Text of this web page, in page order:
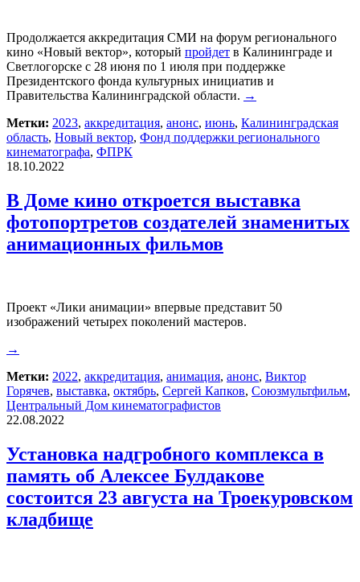
Продолжается аккредитация СМИ на форум регионального
кино «Новый вектор», который пройдет в Калининграде и
Светлогорске с 28 июня по 1 июля при поддержке
Президентского фонда культурных инициатив и
Правительства Калининградской области. →
Метки: 2023, аккредитация, анонс, июнь, Калининградская
область, Новый вектор, Фонд поддержки регионального
кинематографа, ФПРК
18.10.2022
В Доме кино откроется выставка
фотопортретов создателей знаменитых
анимационных фильмов
Проект «Лики анимации» впервые представит 50
изображений четырех поколений мастеров.
→
Метки: 2022, аккредитация, анимация, анонс, Виктор
Горячев, выставка, октябрь, Сергей Капков, Союзмультфильм,
Центральный Дом кинематографистов
22.08.2022
Установка надгробного комплекса в
память об Алексее Булдакове
состоится 23 августа на Троекуровском
кладбище